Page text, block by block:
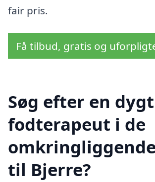
fair pris.
Få tilbud, gratis og
Søg efter en
fodterapeut i de
til Bjerre?